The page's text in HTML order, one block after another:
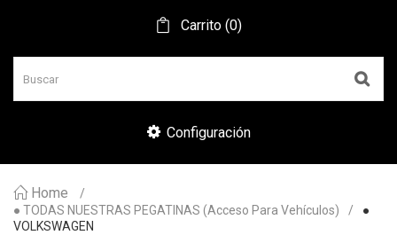
Carrito (0)
Configuración
Home
● TODAS NUESTRAS PEGATINAS (acceso Para Vehículos)
●
VOLKSWAGEN